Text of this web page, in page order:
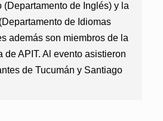
(Departamento de Inglés) y la
de Idiomas
además son miembros de la
de APIT. Al evento asistieron
de Tucumán y Santiago